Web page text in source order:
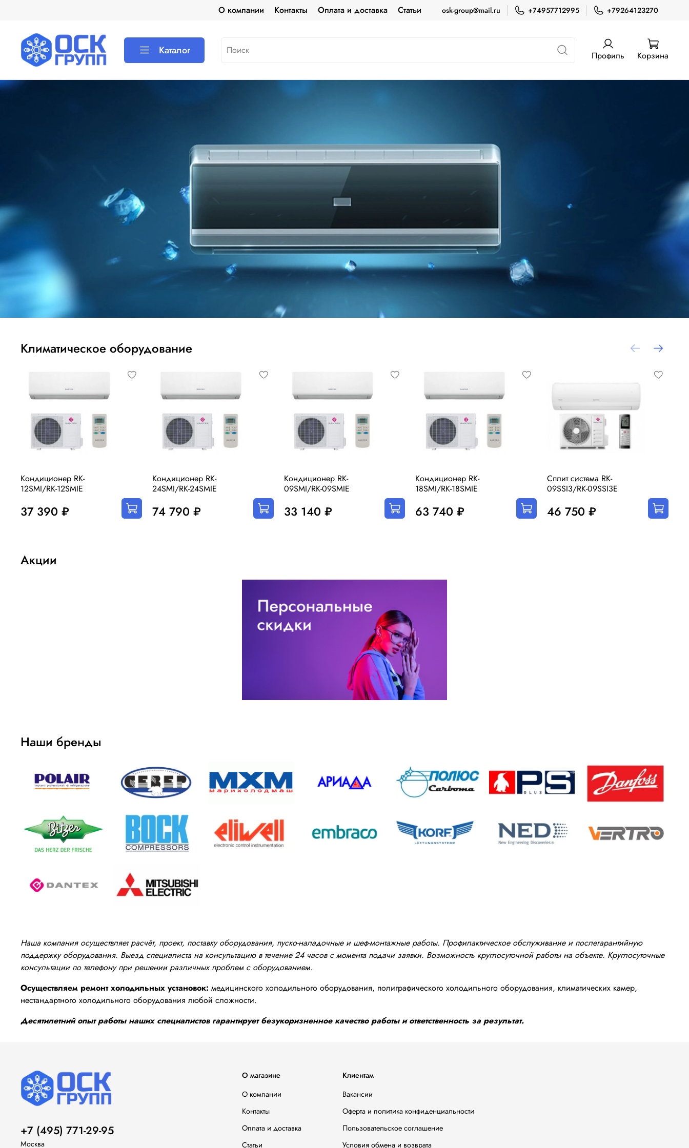
О компании Контакты Оплата и доставка Статьи osk-group@mail.ru +74957712995 +79264123270
Каталог Профиль Корзина
Климатическое оборудование
Кондиционер RK-
12SMI/RK-12SMIE
37 390 ₽
Кондиционер RK-
24SMI/RK-24SMIE
74 790 ₽
Кондиционер RK-
09SMI/RK-09SMIE
33 140 ₽
Кондиционер RK-
18SMI/RK-18SMIE
63 740 ₽
Сплит система RK-
09SSI3/RK-09SSI3E
46 750 ₽
Акции
Наши бренды
Наша компания осуществляет расчёт, проект, поставку оборудования, пуско-наладочные и шеф-монтажные работы. Профилактическое обслуживание и послегарантийную
поддержку оборудования. Выезд специалиста на консультацию в течение 24 часов с момента подачи заявки. Возможность круглосуточной работы на объекте. Круглосуточные
консультации по телефону при решении различных проблем с оборудованием.
Осуществляем ремонт холодильных установок: медицинского холодильного оборудования, полиграфического холодильного оборудования, климатических камер,
нестандартного холодильного оборудования любой сложности.
Десятилетний опыт работы наших специалистов гарантирует безукоризненное качество работы и ответственность за результат.
О магазине
О компании
Контакты
Оплата и доставка
Статьи
Клиентам
Вакансии
Оферта и политика конфиденциальности
Пользовательское соглашение
Условия обмена и возврата
+7 (495) 771-29-95
Москва